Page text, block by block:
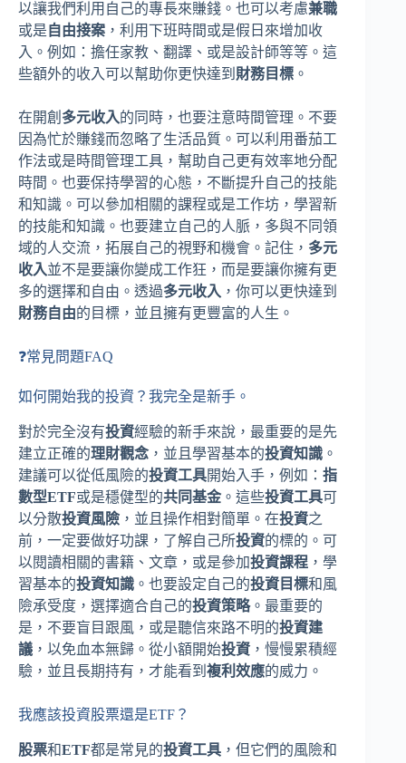
以讓我們利用自己的專長來賺錢。也可以考慮兼職
或是 自由接案 ，利用下班時間或是假日來增加收
入。例如：擔任家教、翻譯、或是設計師等等。這
些額外的收入可以幫助你更快達到 財務目標 。
在開創 多元收入的同時，也要注意時間管理。不要
因為忙於賺錢而忽略了生活品質。可以利用番茄工
作法或是時間管理工具，幫助自己更有效率地分配
時間。也要保持學習的心態，不斷提升自己的技能
和知識。可以參加相關的課程或是工作坊，學習新
的技能和知識。也要建立自己的人脈，多與不同領
域的人交流，拓展自己的視野和機會。記住， 多元
收入並不是要讓你變成工作狂，而是要讓你擁有更
多的選擇和自由。透過多元收入 ，你可以更快達到
財務自由的目標，並且擁有更豐富的人生。
❓常見問題FAQ
如何開始我的投資？我完全是新手。
對於完全沒有投資經驗的新手來說，最重要的是先
建立正確的理財觀念 ，並且學習基本的投資知識 。
建議可以從低風險的投資工具開始入手，例如： 指
數型ETF或是穩健型的共同基金 。這些投資工具可
以分散投資風險 ，並且操作相對簡單。在投資之
前，一定要做好功課，了解自己所投資的標的。可
以閱讀相關的書籍、文章，或是參加投資課程 ，學
習基本的投資知識 。也要設定自己的投資目標和風
險承受度，選擇適合自己的投資策略。最重要的
是，不要盲目跟風，或是聽信來路不明的投資建
議 ，以免血本無歸。從小額開始投資 ，慢慢累積經
驗，並且長期持有，才能看到 複利效應的威力。
我應該投資股票還是ETF？
股票和ETF都是常見的投資工具 ，但它們的風險和